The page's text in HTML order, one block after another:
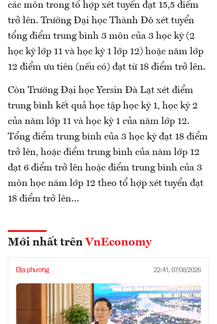
các môn trong tổ hợp xét tuyển đạt 15,5 điểm
trở lên. Trường Đại học Thành Đô xét tuyển
tổng điểm trung bình 3 môn của 3 học kỳ (2
học kỳ lớp 11 và học kỳ 1 lớp 12) hoặc năm lớp
12 điểm ưu tiên (nếu có) đạt từ 18 điểm trở lên.
Còn Trường Đại học Yersin Đà Lạt xét điểm
trung bình kết quả học tập học kỳ 1, học kỳ 2
của năm lớp 11 và học kỳ 1 của năm lớp 12.
Tổng điểm trung bình của 3 học kỳ đạt 18 điểm
trở lên, hoặc điểm trung bình của năm lớp 12
đạt 6 điểm trở lên hoặc điểm trung bình của 3
môn học năm lớp 12 theo tổ hợp xét tuyển đạt
18 điểm trở lên…
Mới nhất trên VnEconomy
Địa phương 22:41, 07/08/2026